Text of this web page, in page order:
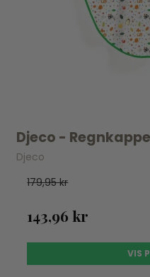
Djeco -
Djeco
179,95 kr
143,96 kr
VIS